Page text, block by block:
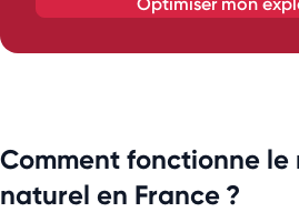
Comment fonctionne le
naturel en France ?